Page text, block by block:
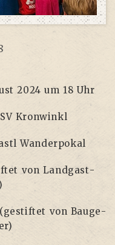
2024 um 18 Uhr
Kronwinkl
Wanderpokal
von Land­gast­
von Bau­ge­